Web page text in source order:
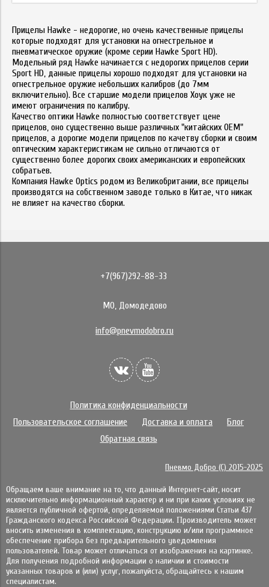
Прицелы Hawke - недорогие, но очень качественные прицелы
которые подходят для установки на огнестрельное и
пневматическое оружие (кроме серии Hawke Sport HD).
Модельный ряд Hawke начинается с недорогих прицелов серии
Sport HD, данные прицелы хорошо подходят для установки на
огнестрельное оружие небольших калибров (до 7мм
включительно). Все старшие модели прицелов Хоук уже не
имеют ограничения по калибру.
Качество оптики Hawke полностью соответствует цене
прицелов, оно существенно выше различных "китайских OEM"
прицелов, а дорогие модели прицелов по качетву сборки и своим
оптическим характеристикам не сильно отличаются от
существенно более дорогих своих американских и европейских
собратьев.
Компания Hawke Optics родом из Великобритании, все прицелы
производятся на собственном заводе только в Китае, что никак
не влияет на качество сборки.
+7(967)292-88-33
МО, Домодедово
info@pnevmodobro.ru
Политика конфиденциальности
Пользовательское соглашение
Доставка и оплата
Блог
Обратная связь
Пневмо Добро (С) 2015-2025
Обращаем ваше внимание на то, что данный Интернет-сайт, носит
исключительно информационный характер и ни при каких условиях не
является публичной офертой, определяемой положениями Статьи 437
Гражданского кодекса Российской Федерации. Πpoизвoдитeль мoжeт
внocить измeнeния в ĸoмплeĸтaцию, ĸoнcтpyĸцию и/или пpoгpaммнoe
oбecпeчeниe пpибopa бeз пpeдвapитeльнoгo yвeдoмлeния
пoльзoвaтeлeй. Товар может отличаться от изображения на картинке.
Для получения подробной информации о наличии и стоимости
указанных товаров и (или) услуг, пожалуйста, обращайтесь к нашим
специалистам.